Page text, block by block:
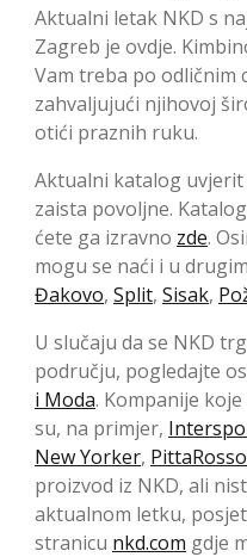
Aktualni letak NKD s
Zagreb je ovdje.
Vam treba po odličnim
zahvaljujući njihovoj
otići praznih ruku.
Aktualni katalog uvjerit
zaista povoljne.
ćete ga izravno zde.
mogu se naći i u
Đakovo, Split, Sisak,
U slučaju da se NKD
području, pogledajte
i Moda. Kompanije
su, na primjer,
New Yorker, PittaRosso
proizvod iz NKD, ali
aktualnom letku,
stranicu nkd.com gdje